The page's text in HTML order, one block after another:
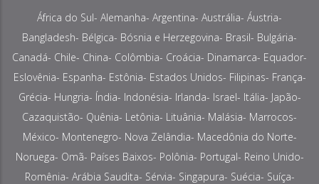
África do Sul- Alemanha- Argentina- Austrália- Áustria-
Bangladesh- Bélgica- Bósnia e Herzegovina- Brasil- Bulgária-
Canadá- Chile- China- Colômbia- Croácia- Dinamarca- Equador-
Eslovênia- Espanha- Estônia- Estados Unidos- Filipinas- França-
Grécia- Hungria- Índia- Indonésia- Irlanda- Israel- Itália- Japão-
Cazaquistão- Quênia- Letônia- Lituânia- Malásia- Marrocos-
México- Montenegro- Nova Zelândia- Macedônia do Norte-
Noruega- Omã- Países Baixos- Polônia- Portugal- Reino Unido-
Romênia- Arábia Saudita- Sérvia- Singapura- Suécia- Suíça-